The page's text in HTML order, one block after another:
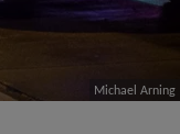
Michael Arning